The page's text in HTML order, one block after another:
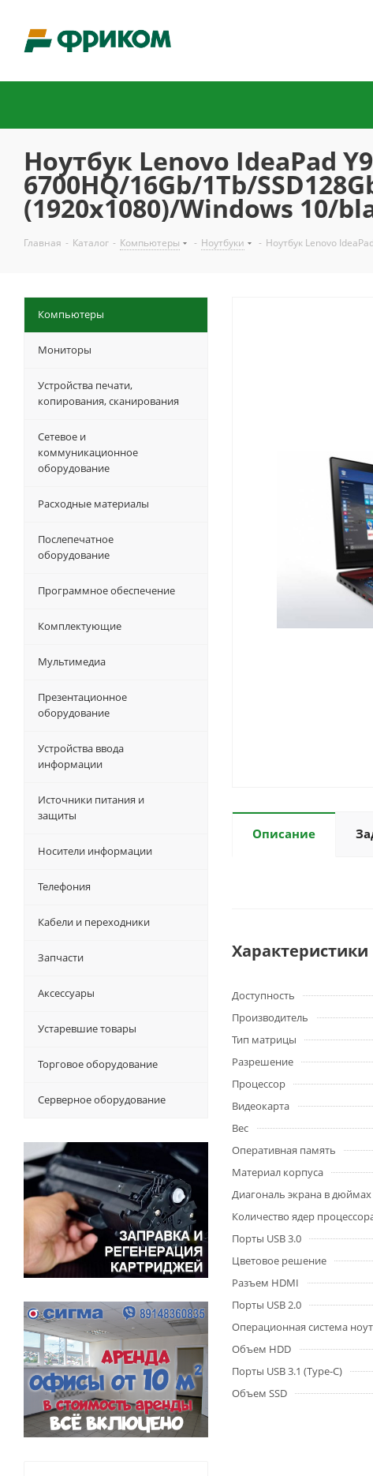
Ноутбук Lenovo IdeaPad
6700HQ/16Gb/1Tb/
(1920x1080)/Windows 10/
Главная - Каталог - Компьютеры - Ноутбуки - Ноутбук Lenovo
Описание
Характеристики
Доступность
Производитель
Тип матрицы
Разрешение
Процессор
Видеокарта
Вес
Оперативная память
Материал корпуса
Диагональ экрана в дюймах
Количество ядер
Порты USB 3.0
Цветовое решение
Разъем HDMI
Порты USB 2.0
Операционная система
Объем HDD
Порты USB 3.1 (Type-C)
Объем SSD
Компьютеры
Мониторы
Устройства печати,
копирования, сканирования
Сетевое и
коммуникационное
оборудование
Расходные материалы
Послепечатное
оборудование
Программное обеспечение
Комплектующие
Мультимедиа
Презентационное
оборудование
Устройства ввода
информации
Источники питания и
защиты
Носители информации
Телефония
Кабели и переходники
Запчасти
Аксессуары
Устаревшие товары
Торговое оборудование
Серверное оборудование